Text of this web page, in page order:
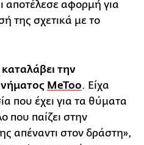
αποτέλεσε αφορμή για
της σχετικά με το
την
MeToo. Είχα
που έχει για τα θύματα
που παίζει στην
απέναντι στον δράστη»,